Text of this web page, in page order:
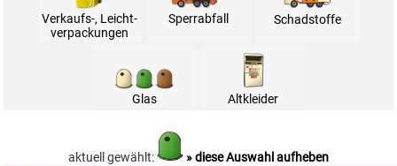
Verkaufs-, Leicht­
verpack­ungen
Sperrabfall Schadstoffe
Glas Alt­kleider
aktuell gewählt: » diese Auswahl aufheben